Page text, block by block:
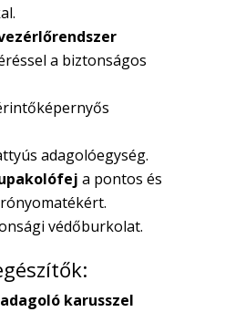
a biztonságos
adagolóegység.
a pontos és
védőburkolat.
karusszel